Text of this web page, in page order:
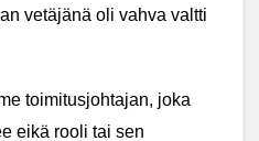
vetäjänä oli vahva valtti
toimitusjohtajan, joka
eikä rooli tai sen